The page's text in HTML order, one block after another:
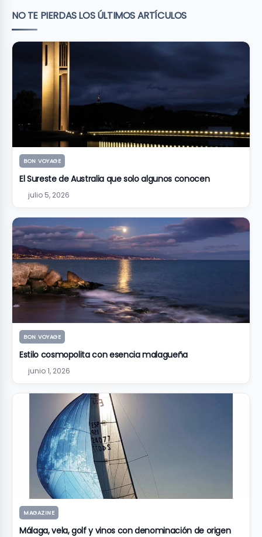
NO TE PIERDAS LOS ÚLTIMOS ARTÍCULOS
BON VOYAGE
El Sureste de Australia que solo algunos conocen
julio 5, 2026
BON VOYAGE
Estilo cosmopolita con esencia malagueña
junio 1, 2026
MAGAZINE
Málaga, vela, golf y vinos con denominación de origen